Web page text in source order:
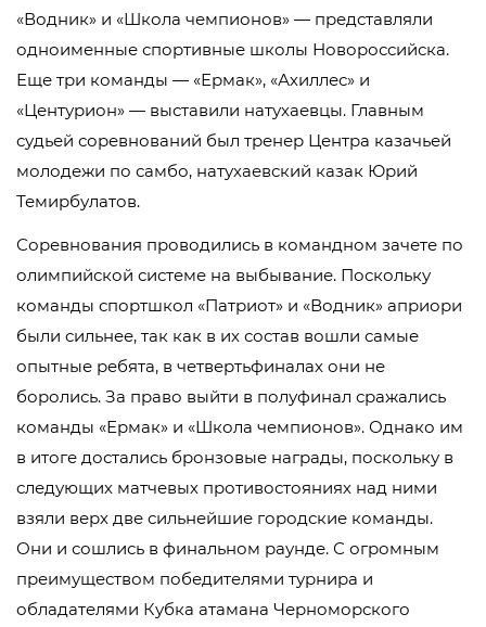
«Водник» и «Школа чемпионов» — представляли
одноименные спортивные школы Новороссийска.
Еще три команды — «Ермак», «Ахиллес» и
«Центурион» — выставили натухаевцы. Главным
судьей соревнований был тренер Центра казачьей
молодежи по самбо, натухаевский казак Юрий
Темирбулатов.
Соревнования проводились в командном зачете по
олимпийской системе на выбывание. Поскольку
команды спортшкол «Патриот» и «Водник» априори
были сильнее, так как в их состав вошли самые
опытные ребята, в четвертьфиналах они не
боролись. За право выйти в полуфинал сражались
команды «Ермак» и «Школа чемпионов». Однако им
в итоге достались бронзовые награды, поскольку в
следующих матчевых противостояниях над ними
взяли верх две сильнейшие городские команды.
Они и сошлись в финальном раунде. С огромным
преимуществом победителями турнира и
обладателями Кубка атамана Черноморского